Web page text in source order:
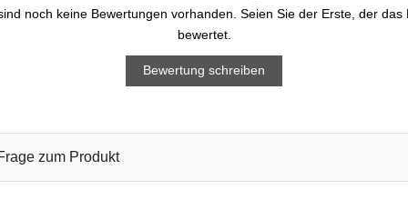
noch keine Bewertungen vorhanden. Seien Sie der Erste, der das
bewertet.
Bewertung schreiben
zum Produkt